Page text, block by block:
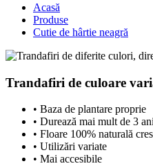
Acasă
Produse
Cutie de hârtie neagră
Trandafiri de culoare
• Baza de plantare proprie
• Durează mai mult de 3 ani
• Floare 100% naturală
• Utilizări variate
• Mai accesibile